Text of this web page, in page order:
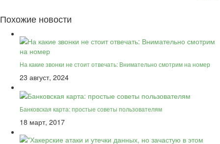
Похожие новости
На какие звонки не стоит отвечать: Внимательно смотрим на номер
23 август, 2024
Банковская карта: простые советы пользователям
18 март, 2017